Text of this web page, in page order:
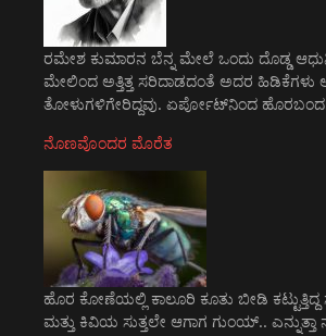
ರಮೇಶ ಕುಮಾರನ ಬೆನ್ನ ಮೇಲೆ ಒಂದು ದೊಡ್ಡ
ಮೇಲಿಂದ ಅತ್ತಿತ್ತ ಸರಿದಾಡದಂತೆ ಅದರ
ತೋಳುಗಳಿಗೇರಿದ್ದವು. ಏರ್ಪೋಟ್‌ನಿಂದ
ನೊಣವೊಂದರ ಮೊರೆತ
ಹೊರ ಕೋಣೆಯಲ್ಲಿ ಕಾಲೂರಿ ಕೂತು ಬೀಡಿ ಕಟ್ಟುತ್ತಿದ್ದ
ಮತ್ತು ಕಿವಿಯ ಸುತ್ತಲೇ ಆಗಾಗ ಗುಂಯ್..